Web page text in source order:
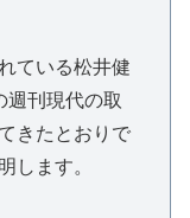
ている松井健
週刊現代の取
きたとおりで
します。